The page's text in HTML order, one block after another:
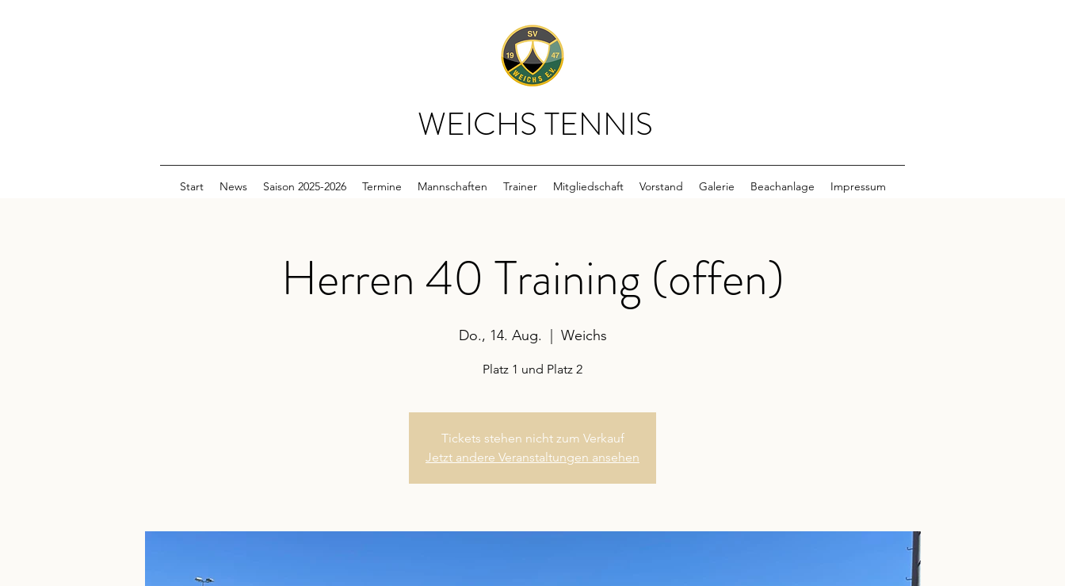
WEICHS TENNIS
Start News Saison 2025-2026 Termine Mannschaften Trainer Mitgliedschaft Vorstand Galerie Beachanlage Impressum
Herren 40 Training (offen)
Do., 14. Aug. Weichs
Platz 1 und Platz 2
Tickets stehen nicht zum Verkauf
Jetzt andere Veranstaltungen ansehen